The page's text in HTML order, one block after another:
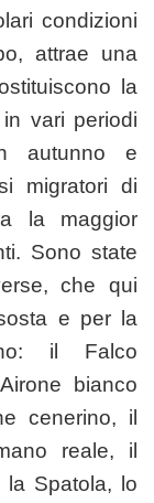
condizioni
attrae una
la
vari periodi
autunno e
migratori di
la maggior
Sono state
che qui
e per la
il Falco
bianco
cenerino, il
reale, il
la Spatola, lo